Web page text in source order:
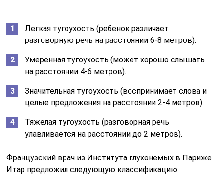
Легкая тугоухость (ребенок различает
разговорную речь на расстоянии 6-8 метров).
Умеренная тугоухость (может хорошо слышать
на расстоянии 4-6 метров).
Значительная тугоухость (воспринимает слова и
целые предложения на расстоянии 2-4 метров).
Тяжелая тугоухость (разговорная речь
улавливается на расстоянии до 2 метров).
Французский врач из Института глухонемых в Париже
Итар предложил следующую классификацию